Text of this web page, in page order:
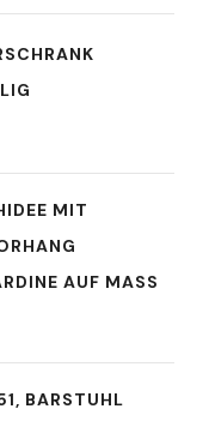
MIT
AUF MASS
BARSTUHL